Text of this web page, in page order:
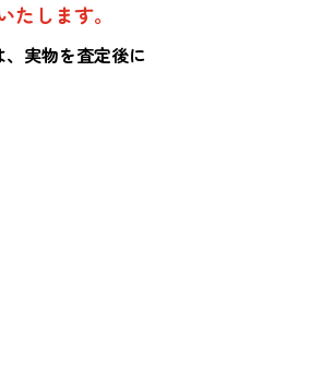
します。
実物を査定後に